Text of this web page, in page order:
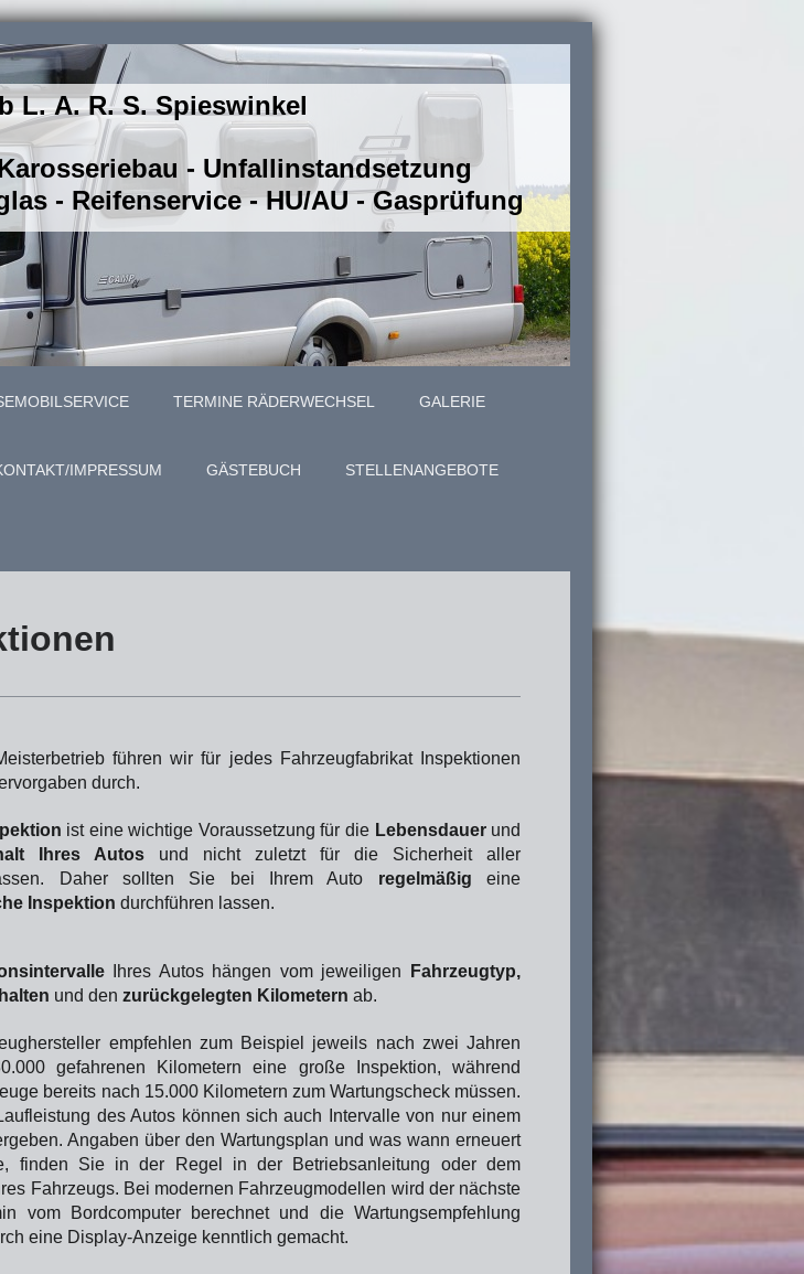
L. A. R. S. Spieswinkel
- Unfallinstandsetzung
- Reifenservice - HU/AU - Gasprüfung
TERMINE RÄDERWECHSEL GALERIE
IMPRESSUM GÄSTEBUCH STELLENANGEBOTE
führen wir für jedes Fahrzeugfabrikat Inspektionen
durch.
ist eine wichtige Voraussetzung für die Lebensdauerund
Ihres Autos und nicht zuletzt für die Sicherheit aller
Daher sollten Sie bei Ihrem Auto regelmäßig eine
Inspektion durchführen lassen.
Ihres Autos hängen vom jeweiligen
Fahrzeugtyp,
und denzurückgelegten Kilometern ab.
empfehlen zum Beispiel jeweils nach zwei Jahren
gefahrenen Kilometern eine große Inspektion, während
bereits nach 15.000 Kilometern zum Wartungscheck müssen.
des Autos können sich auch Intervalle von nur einem
Angaben über den Wartungsplan und was wann erneuert
finden Sie in der Regel in der Betriebsanleitung oder dem
Fahrzeugs. Bei modernen Fahrzeugmodellen wird der nächste
vom Bordcomputer berechnet und die Wartungsempfehlung
eine Display-Anzeige kenntlich gemacht.